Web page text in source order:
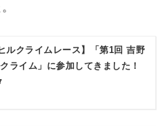
ヒルクライムレース】「第1回 吉野
ライム」に参加してきました！